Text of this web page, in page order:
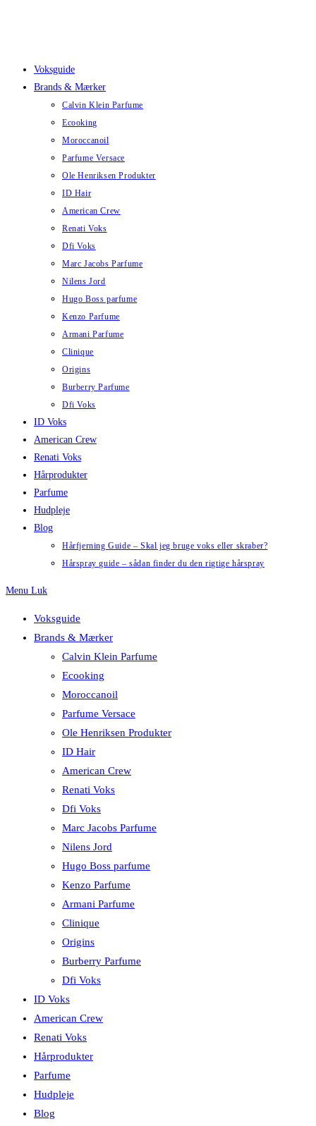
Voksguide
Brands & Mærker
Calvin Klein Parfume
Ecooking
Moroccanoil
Parfume Versace
Ole Henriksen Produkter
ID Hair
American Crew
Renati Voks
Dfi Voks
Marc Jacobs Parfume
Nilens Jord
Hugo Boss parfume
Kenzo Parfume
Armani Parfume
Clinique
Origins
Burberry Parfume
Dfi Voks
ID Voks
American Crew
Renati Voks
Hårprodukter
Parfume
Hudpleje
Blog
Hårfjerning Guide – Skal jeg bruge voks eller skraber?
Hårspray guide – sådan finder du den rigtige hårspray
Menu Luk
Voksguide
Brands & Mærker
Calvin Klein Parfume
Ecooking
Moroccanoil
Parfume Versace
Ole Henriksen Produkter
ID Hair
American Crew
Renati Voks
Dfi Voks
Marc Jacobs Parfume
Nilens Jord
Hugo Boss parfume
Kenzo Parfume
Armani Parfume
Clinique
Origins
Burberry Parfume
Dfi Voks
ID Voks
American Crew
Renati Voks
Hårprodukter
Parfume
Hudpleje
Blog